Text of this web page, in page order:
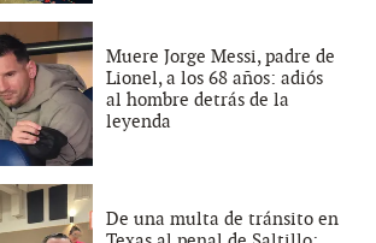
Muere Jorge Messi, padre de
Lionel, a los 68 años: adiós
al hombre detrás de la
leyenda
De una multa de tránsito en